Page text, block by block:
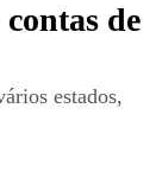
de
estados,